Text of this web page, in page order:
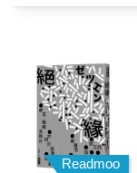
Readmoo